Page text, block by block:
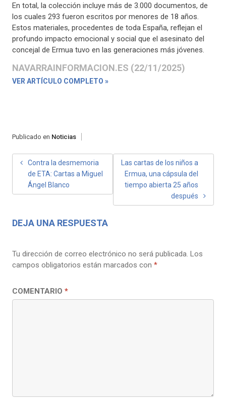
En total, la colección incluye más de 3.000 documentos, de
los cuales 293 fueron escritos por menores de 18 años.
Estos materiales, procedentes de toda España, reflejan el
profundo impacto emocional y social que el asesinato del
concejal de Ermua tuvo en las generaciones más jóvenes.
NAVARRAINFORMACION.ES (22/11/2025)
VER ARTÍCULO COMPLETO »
Publicado en Noticias
NAVEGACIÓN
ENTRADAS
Contra la desmemoria
de ETA: Cartas a Miguel
Ángel Blanco
Las cartas de los niños a
Ermua, una cápsula del
tiempo abierta 25 años
después
DEJA UNA RESPUESTA
Tu dirección de correo electrónico no será publicada. Los
campos obligatorios están marcados con *
COMENTARIO *